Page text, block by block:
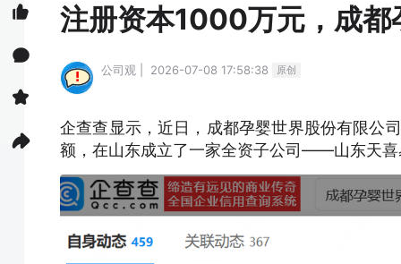
注册资本1000万元，成都
公司观 | 2026-07-08 17:58:38 原创
企查查显示，近日，成都孕婴世界股份有限公
额，在山东成立了一家全资子公司——山东天喜